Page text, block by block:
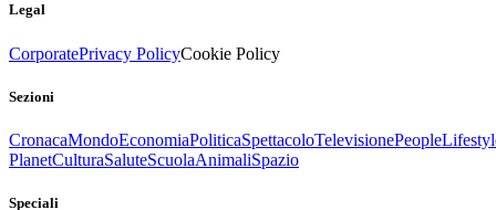
Legal
CorporatePrivacy PolicyCookie Policy
Sezioni
CronacaMondoEconomiaPoliticaSpettacoloTelevisionePeople
PlanetCulturaSaluteScuolaAnimaliSpazio
Speciali